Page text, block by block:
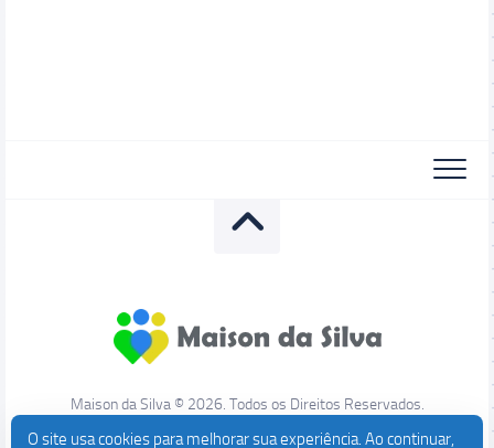
Maison da Silva © 2026. Todos os Direitos Reservados.
O site usa cookies para melhorar sua experiência. Ao continuar,